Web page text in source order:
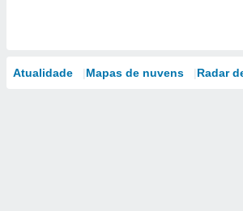
Atualidade Mapas de nuvens Radar